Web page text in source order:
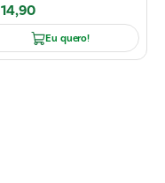
14,90
Eu quero!